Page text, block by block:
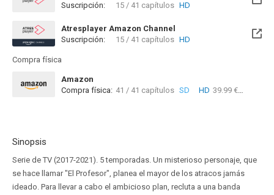
Suscripción:
15 / 41 capítulos HD
Atresplayer Amazon Channel
Suscripción:
15 / 41 capítulos HD
Compra física
Amazon
Compra física: 41 / 41 capítulos SD HD 39.99 €
Sinopsis
Serie de TV (2017-2021). 5 temporadas. Un misterioso personaje, que
se hace llamar "El Profesor", planea el mayor de los atracos jamás
ideado. Para llevar a cabo el ambicioso plan, recluta a una banda